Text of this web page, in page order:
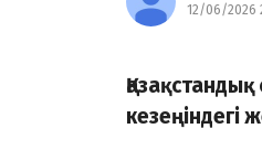
12/06/2026